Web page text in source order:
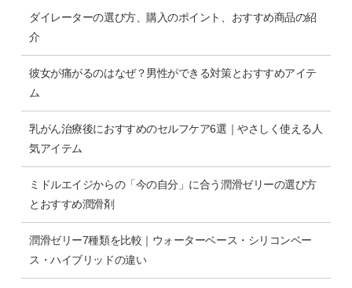
ダイレーターの選び方、購入のポイント、おすすめ商品の紹
介
彼女が痛がるのはなぜ？男性ができる対策とおすすめアイテ
ム
乳がん治療後におすすめのセルフケア6選｜やさしく使える人
気アイテム
ミドルエイジからの「今の自分」に合う潤滑ゼリーの選び方
とおすすめ潤滑剤
潤滑ゼリー7種類を比較｜ウォーターベース・シリコンベー
ス・ハイブリッドの違い